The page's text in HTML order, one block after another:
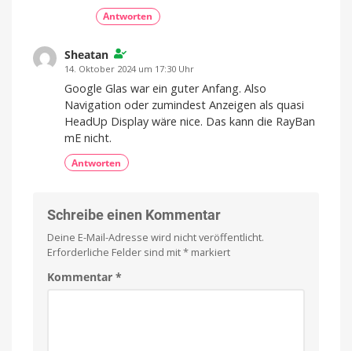
Antworten
Sheatan
14. Oktober 2024 um 17:30 Uhr
Google Glas war ein guter Anfang. Also
Navigation oder zumindest Anzeigen als quasi
HeadUp Display wäre nice. Das kann die RayBan
mE nicht.
Antworten
Schreibe einen Kommentar
Deine E-Mail-Adresse wird nicht veröffentlicht.
Erforderliche Felder sind mit* markiert
Kommentar *